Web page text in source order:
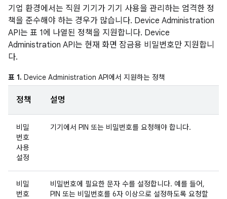
기업 환경에서는 직원 기기가 기기 사용을 관리하는 엄격한 정
책을 준수해야 하는 경우가 많습니다. Device Administration
API는 표 1에 나열된 정책을 지원합니다. Device
Administration API는 현재 화면 잠금용 비밀번호만 지원합니
다.
표 1. Device Administration API에서 지원하는 정책
정책 설명
비밀
번호
사용
설정
기기에서 PIN 또는 비밀번호를 요청해야 합니다.
비밀
번호
비밀번호에 필요한 문자 수를 설정합니다. 예를 들어,
PIN 또는 비밀번호를 6자 이상으로 설정하도록 요청할